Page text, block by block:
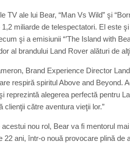
TV ale lui Bear, “Man Vs Wild” şi
1,2 miliarde de telespectatori. El este
şi a emisiunii “’The Island with
al brandului Land Rover alături de
Brand Experience Director
respiră spiritul Above and Beyond.
reprezintă alegerea perfectă pentru
clienţii către aventura vieţii lor.”
acestui nou rol, Bear va fi mentorul
22 ani, într-o nouă provocare plină de